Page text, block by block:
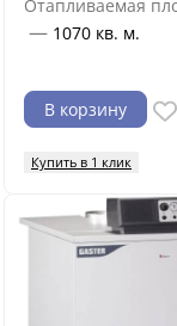
Отапливаемая
— 1070 кв. м.
В корзину
Купить в 1 клик